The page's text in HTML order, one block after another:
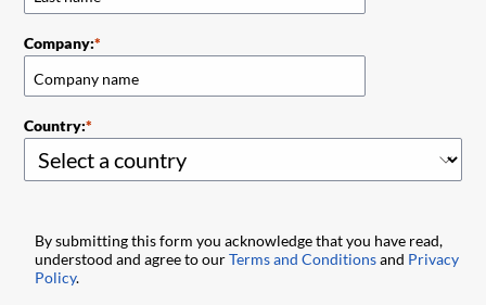
Company:
Country:
By submitting this form you acknowledge that you have read,
understood and agree to ourTerms and Conditionsand Privacy
Policy.